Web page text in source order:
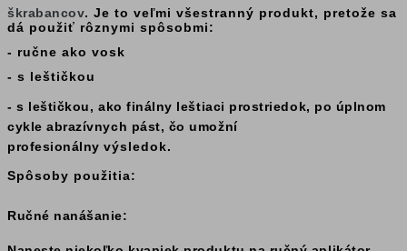
škrabancov. Je to veľmi všestranný produkt, pretože sa
dá použiť rôznymi spôsobmi:
- ručne ako vosk
- s leštičkou
- s leštičkou, ako finálny leštiaci prostriedok, po úplnom
cykle abrazívnych pást, čo umožní
profesionálnyvýsledok.
Spôsoby použitia:
Ručné nanášanie: